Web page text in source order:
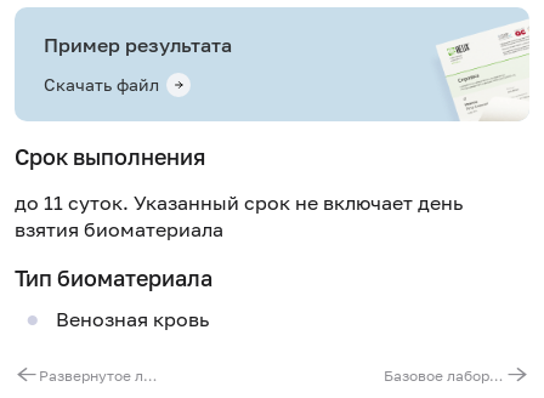
Пример результата
Скачать файл
Срок выполнения
до 11 суток. Указанный срок не включает день
взятия биоматериала
Тип биоматериала
Венозная кровь
Развернутое лабораторное обследование для детей Базовое лабораторное обследование женщин до 45 лет